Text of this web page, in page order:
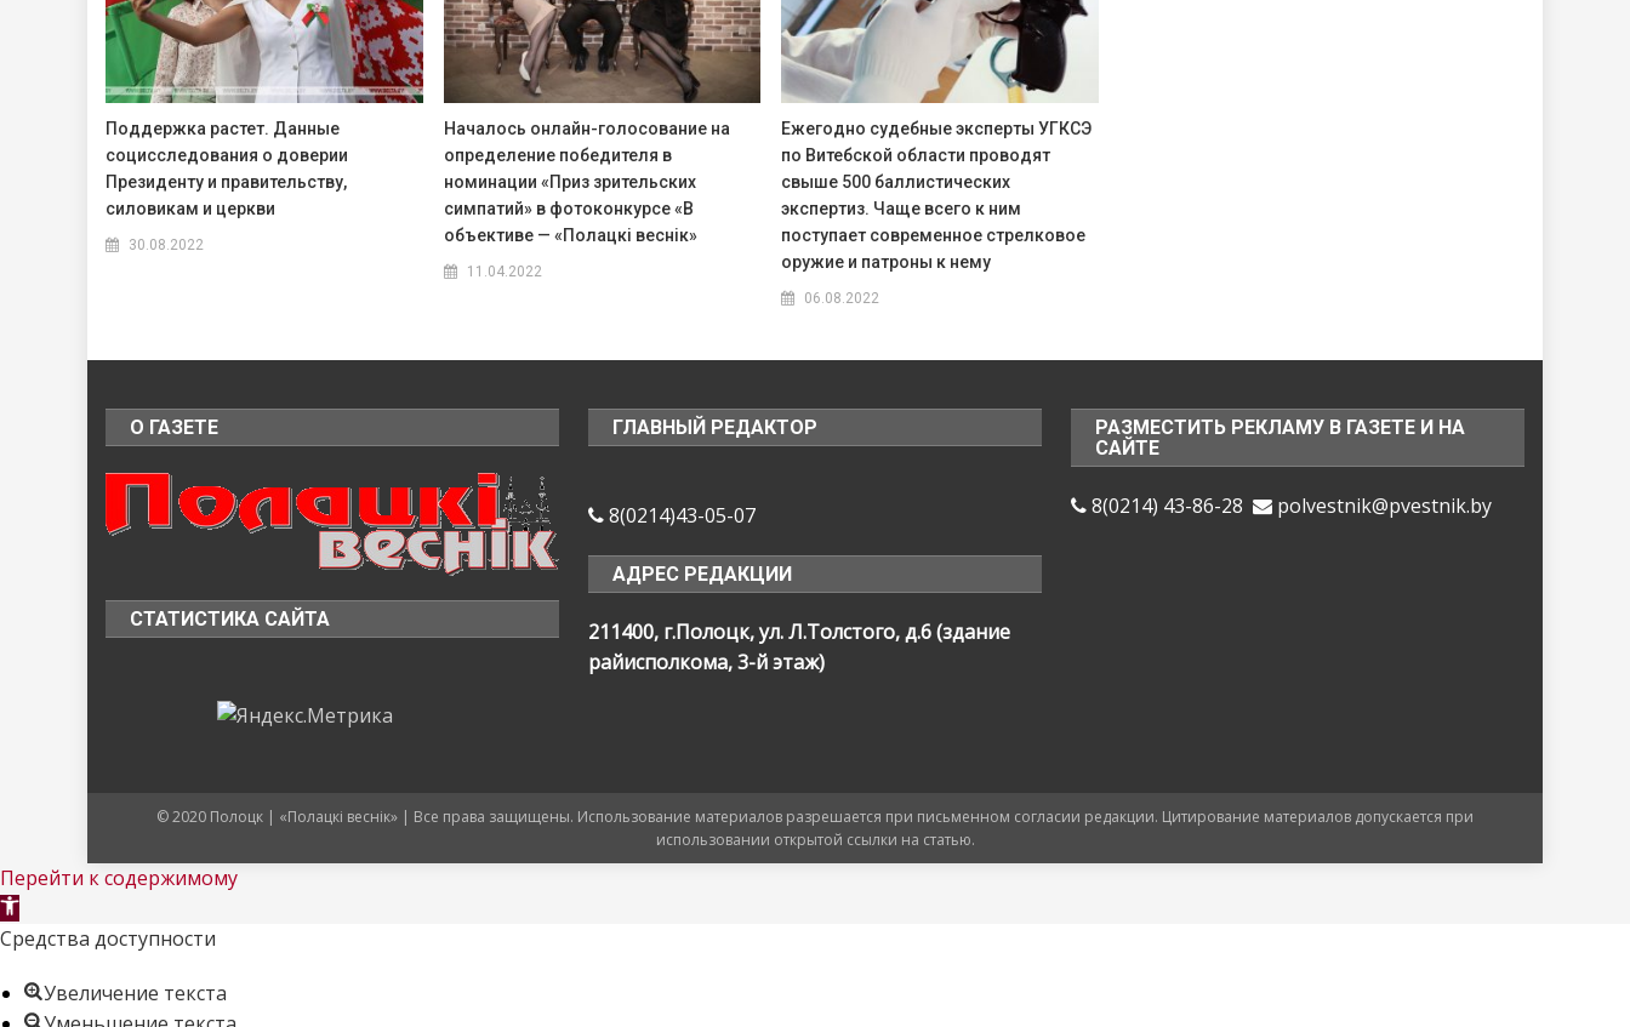
Поддержка растет. Данные
социсследования о доверии
Президенту и правительству,
силовикам и церкви
30.08.2022
Началось онлайн-голосование на
определение победителя в
номинации «Приз зрительских
симпатий» в фотоконкурсе «В
объективе — «Полацкі веснік»
11.04.2022
Ежегодно судебные эксперты УГКСЭ
по Витебской области проводят
свыше 500 баллистических
экспертиз. Чаще всего к ним
поступает современное стрелковое
оружие и патроны к нему
06.08.2022
О ГАЗЕТЕ
СТАТИСТИКА САЙТА
ГЛАВНЫЙ РЕДАКТОР
8(0214)43-05-07
АДРЕС РЕДАКЦИИ
211400, г.Полоцк, ул. Л.Толстого, д.6 (здание
райисполкома, 3-й этаж)
РАЗМЕСТИТЬ РЕКЛАМУ В ГАЗЕТЕ И НА
САЙТЕ
8(0214) 43-86-28 polvestnik@pvestnik.by
© 2020 Полоцк | «Полацкі веснік» | Все права защищены. Использование материалов разрешается при письменном согласии редакции. Цитирование материалов допускается при
использовании открытой ссылки на статью.
Перейти к содержимому
Открыть
панель
Средства доступности
Увеличение текста